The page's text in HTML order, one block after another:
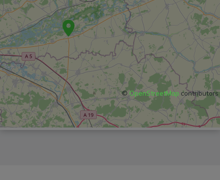
© OpenStreetMap contributors